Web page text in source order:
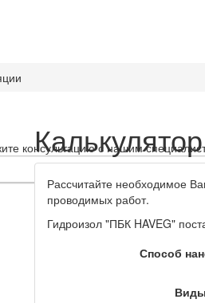
консультацию с нашим
Рассчитайте необходимое
проводимых работ.
Гидроизол "ПБК HAVEG"
Способ